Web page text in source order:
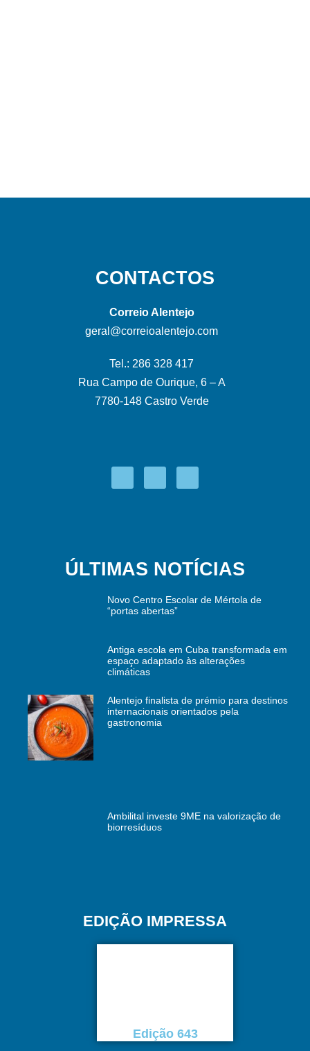
CONTACTOS
Correio Alentejo
geral@correioalentejo.com
Tel.: 286 328 417
Rua Campo de Ourique, 6 – A
7780-148 Castro Verde
ÚLTIMAS NOTÍCIAS
Novo Centro Escolar de Mértola de
“portas abertas”
Antiga escola em Cuba transformada em
espaço adaptado às alterações
climáticas
Alentejo finalista de prémio para destinos
internacionais orientados pela
gastronomia
Ambilital investe 9ME na valorização de
biorresíduos
EDIÇÃO IMPRESSA
Edição 643